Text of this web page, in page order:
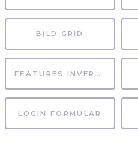
BILD GRID
FEATURES INVERTIERT
LOGIN FORMULAR